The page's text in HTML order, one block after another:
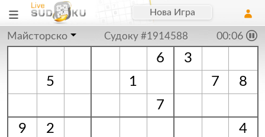
Нова Игра
Майсторско Судоку #1914588 00:06
6
3
5
1 7
8
7
9
2
4